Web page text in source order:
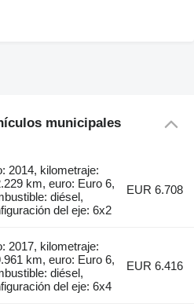
municipales
2014, kilometraje:
km, euro: Euro 6,
diésel,
del eje: 6x2
EUR 6.708
2017, kilometraje:
km, euro: Euro 6,
diésel,
del eje: 6x4
EUR 6.416